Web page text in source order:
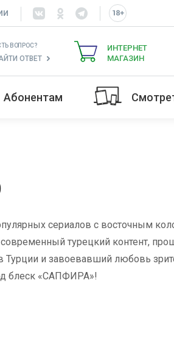
ВОПРОС?
ОТВЕТ
ИНТЕРНЕТ
МАГАЗИН
Абонентам
сериалов с восточным
современный турецкий контент,
Турции и завоевавший любовь
блеск «САПФИРА»!